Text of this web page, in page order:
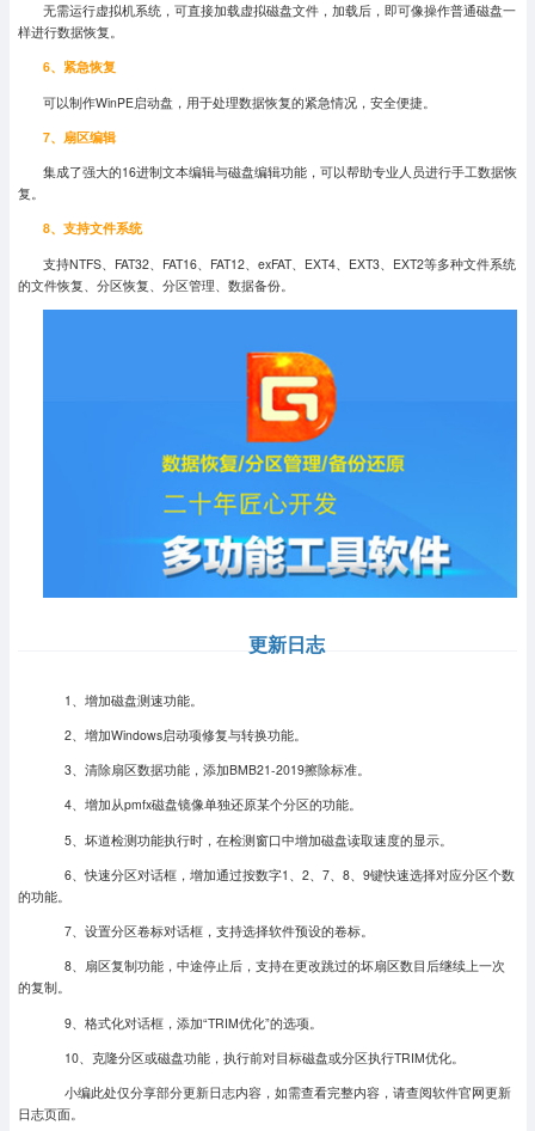
无需运行虚拟机系统，可直接加载虚拟磁盘文件，加载后，即可像操作普通磁盘一
样进行数据恢复。
6、紧急恢复
可以制作WinPE启动盘，用于处理数据恢复的紧急情况，安全便捷。
7、扇区编辑
集成了强大的16进制文本编辑与磁盘编辑功能，可以帮助专业人员进行手工数据恢
复。
8、支持文件系统
支持NTFS、FAT32、FAT16、FAT12、exFAT、EXT4、EXT3、EXT2等多种文件系统
的文件恢复、分区恢复、分区管理、数据备份。
更新日志
1、增加磁盘测速功能。
2、增加Windows启动项修复与转换功能。
3、清除扇区数据功能，添加BMB21-2019擦除标准。
4、增加从pmfx磁盘镜像单独还原某个分区的功能。
5、坏道检测功能执行时，在检测窗口中增加磁盘读取速度的显示。
6、快速分区对话框，增加通过按数字1、2、7、8、9键快速选择对应分区个数
的功能。
7、设置分区卷标对话框，支持选择软件预设的卷标。
8、扇区复制功能，中途停止后，支持在更改跳过的坏扇区数目后继续上一次
的复制。
9、格式化对话框，添加“TRIM优化”的选项。
10、克隆分区或磁盘功能，执行前对目标磁盘或分区执行TRIM优化。
小编此处仅分享部分更新日志内容，如需查看完整内容，请查阅软件官网更新
日志页面。